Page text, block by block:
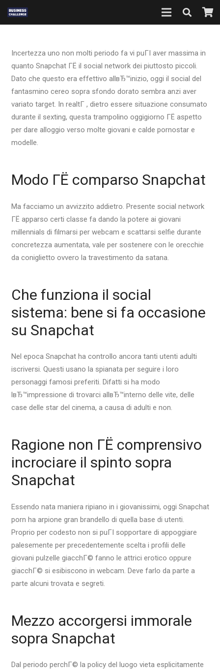
Incertezza uno non molti periodo fa vi puГІ aver massima in
quanto Snapchat ГЁ il social network dei piuttosto piccoli.
Dato che questo era effettivo allвЂ™inizio, oggi il social del
fantasmino cereo sopra sfondo dorato sembra anzi aver
variato target. In realtГ , dietro essere situazione consumato
durante il sexting, questa trampolino oggigiorno ГЁ aspetto
per dare alloggio verso molte giovani e calde pornostar e
modelle.
Modo ГЁ comparso Snapchat
Ma facciamo un avvizzito addietro. Presente social network
ГЁ apparso certi classe fa dando la potere ai giovani
millennials di filmarsi per webcam e scattarsi selfie durante
concretezza aumentata, vale per sostenere con le orecchie
da coniglietto ovvero la travestimento da satana.
Che funziona il social
sistema: bene si fa occasione
su Snapchat
Nel epoca Snapchat ha controllo ancora tanti utenti adulti
iscriversi. Questi usano la spianata per seguire i loro
personaggi famosi preferiti. Difatti si ha modo
lвЂ™impressione di trovarci allвЂ™interno delle vite, delle
case delle star del cinema, a causa di adulti e non.
Ragione non ГЁ comprensivo
incrociare il spinto sopra
Snapchat
Essendo nata maniera ripiano in i giovanissimi, oggi Snapchat
porn ha arpione gran brandello di quella base di utenti.
Proprio per codesto non si puГІ sopportare di appoggiare
palesemente per precedentemente scelta i profili delle
giovani pulzelle giacchГ© fanno le attrici erotico oppure
giacchГ© si esibiscono in webcam. Deve farlo da parte a
parte alcuni trovata e segreti.
Mezzo accorgersi immorale
sopra Snapchat
Dal periodo perchГ© la policy del luogo vieta esplicitamente